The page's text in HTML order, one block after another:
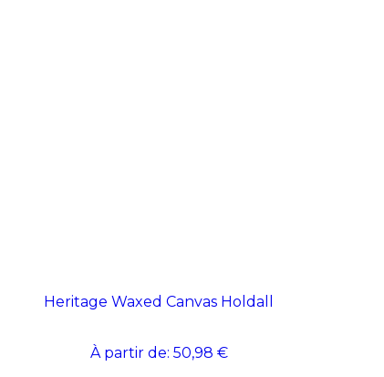
Heritage Waxed Canvas Holdall
À partir de: 50,98 €